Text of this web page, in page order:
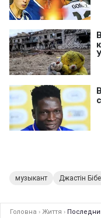
музыкант Джастін
Головна › Життя ›